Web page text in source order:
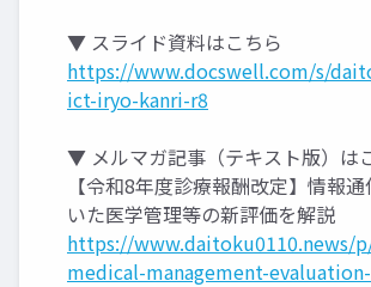
▼ スライド資料はこちら
https://www.docswell.com/s/
ict-iryo-kanri-r8
▼ メルマガ記事（テキスト版）は
【令和8年度診療報酬改定】情報
いた医学管理等の新評価を解説
https://www.daitoku0110.news/
medical-management-